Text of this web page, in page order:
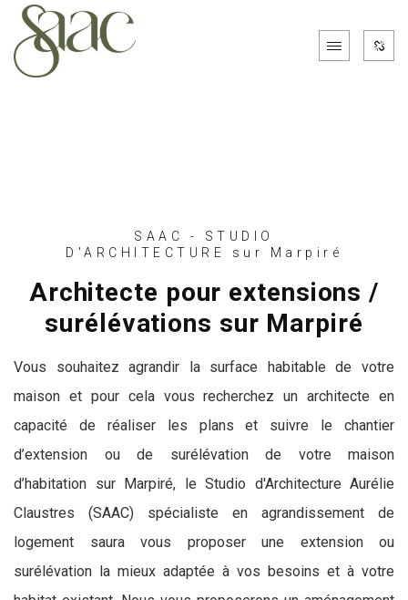
SAAC - STUDIO
D'ARCHITECTURE sur Marpiré
Architecte pour extensions /
surélévations sur Marpiré
Vous souhaitez agrandir la surface habitable de votre
maison et pour cela vous recherchez un architecte en
capacité de réaliser les plans et suivre le chantier
d’extension ou de surélévation de votre maison
d’habitation sur Marpiré, le Studio d'Architecture Aurélie
Claustres (SAAC) spécialiste en agrandissement de
logement saura vous proposer une extension ou
surélévation la mieux adaptée à vos besoins et à votre